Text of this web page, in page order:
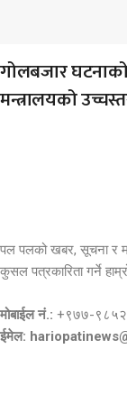
गोलबजार
मन्त्रालयको
पल पलको खबर, सूचना र
कुसल पत्रकारिता गर्ने
मोबाईल नं.: +९७७-
ईमेल: